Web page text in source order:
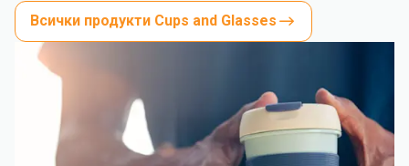
Всички продукти Cups and Glasses